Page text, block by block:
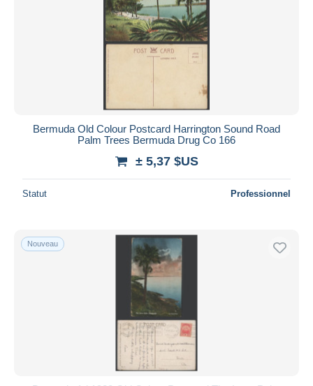
Bermuda Old Colour Postcard Harrington Sound Road
Palm Trees Bermuda Drug Co 166
± 5,37 $US
Statut Professionnel
Nouveau